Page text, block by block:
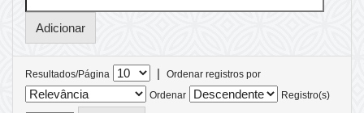
Resultados/Página |
Ordenar registros por
Ordenar
Registro(s)